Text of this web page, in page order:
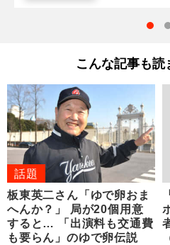
こんな記事も読
話題
板東英二さん「ゆで卵おま
へんか？」 局が20個用意
すると… 「出演料も交通費
も要らん」のゆで卵伝説